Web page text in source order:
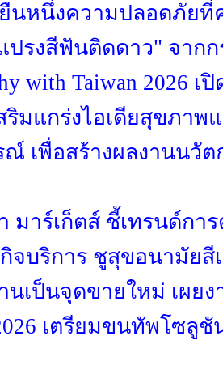
นหนึ่งความปลอดภัย
ปรงสีฟันติดดาว" จาก
with Taiwan 2026 เ
สริมแกร่งไอเดียสุขภา
ณ์ เพื่อสร้างผลงานนวั
มาร์เก็ตส์ ชี้เทรนด์กา
จบริการ ชูสุขอนามัยสี
เป็นจุดขายใหม่ เผยง
เตรียมขนทัพโซลู